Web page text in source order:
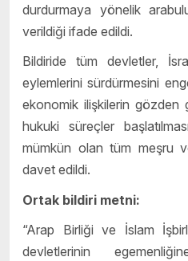
durdurmaya yönelik
verildiği ifade edildi.
Bildiride tüm devletler,
eylemlerini sürdürmesini
ekonomik ilişkilerin gözden
hukuki süreçler
mümkün olan tüm meşru
davet edildi.
Ortak bildiri metni:
“Arap Birliği ve İslam
devletlerinin